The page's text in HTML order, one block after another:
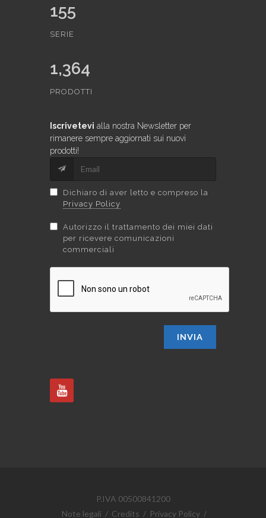
155
SERIE
1,364
PRODOTTI
Iscrivetevi alla nostra Newsletter per
rimanere sempre aggiornati sui nuovi
prodotti!
Dichiaro di aver letto e compreso la
Privacy Policy
Autorizzo il trattamento dei miei dati
per ricevere comunicazioni
commerciali
INVIA
P.IVA 00500841200
Note legali / Credits / Privacy Policy /